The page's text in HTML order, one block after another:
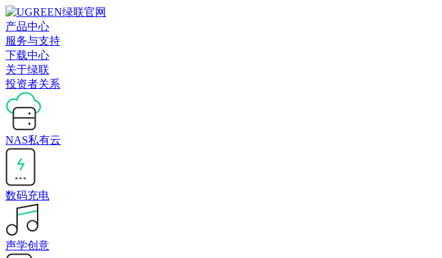
产品中心
服务与支持
下载中心
关于绿联
投资者关系
NAS私有云
数码充电
声学创意